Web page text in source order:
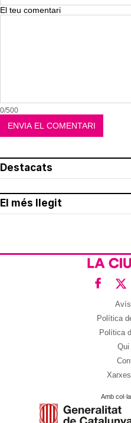
El teu comentari
0/500
Destacats
El més llegit
Política
Política
Qui
Amb